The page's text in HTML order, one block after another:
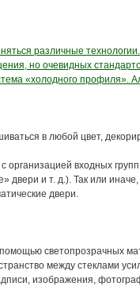
различные
но очевидных
«холодного
в любой цвет,
организацией входных
и т. д.). Так или
двери.
светопрозрачных
между стеклами
изображения,